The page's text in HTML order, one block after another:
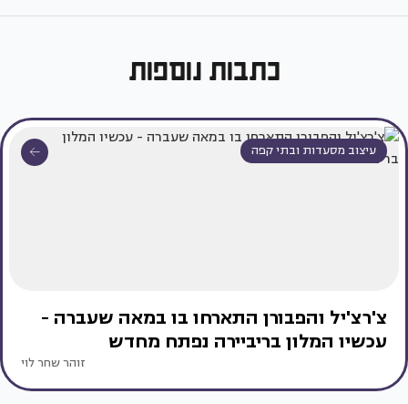
כתבות נוספות
עיצוב מסעדות ובתי קפה
צ'רצ'יל והפבורן התארחו בו במאה שעברה -
עכשיו המלון בריביירה נפתח מחדש
זוהר שחר לוי